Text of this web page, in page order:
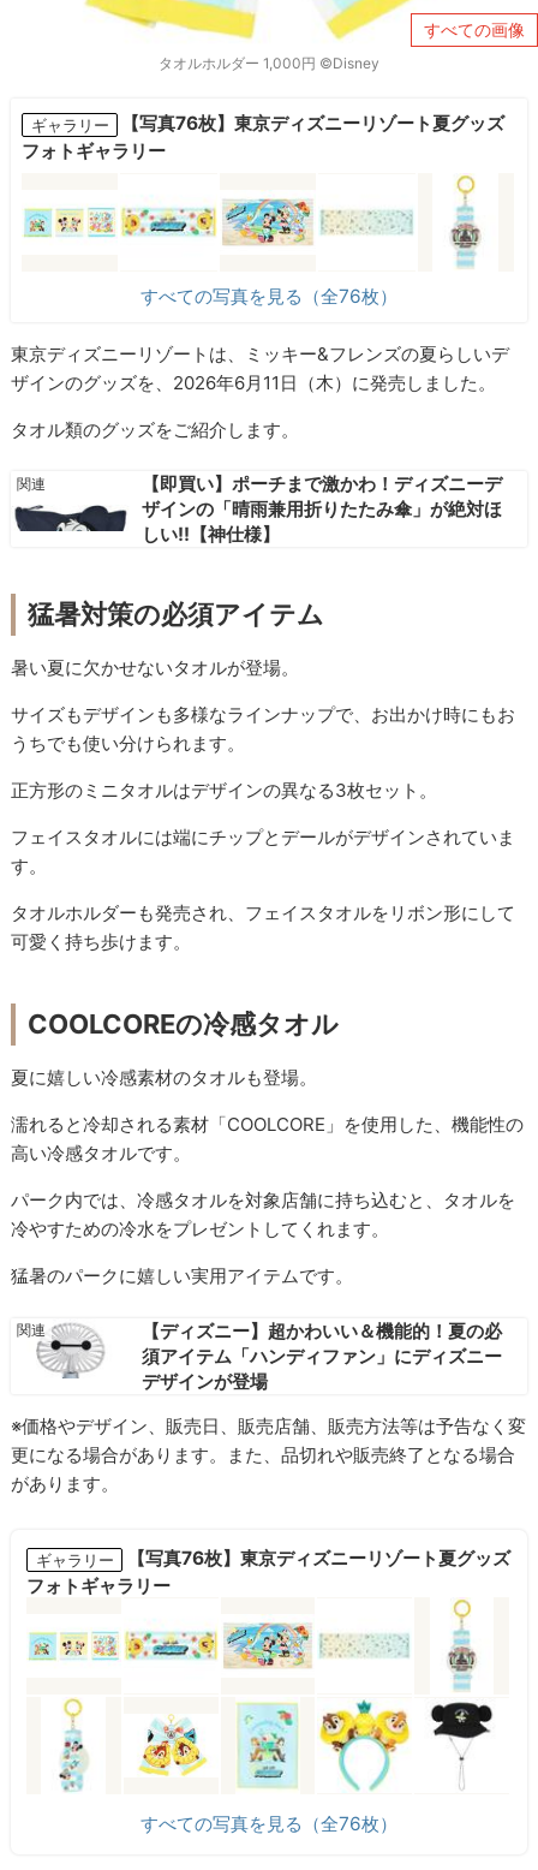
すべての画像
タオルホルダー 1,000円 ©Disney
ギャラリー
【写真76枚】東京ディズニーリゾート夏グッズ
フォトギャラリー
すべての写真を見る（全76枚）
東京ディズニーリゾートは、ミッキー&フレンズの夏らしいデ
ザインのグッズを、2026年6月11日（木）に発売しました。
タオル類のグッズをご紹介します。
【即買い】ポーチまで激かわ！ディズニーデ
ザインの「晴雨兼用折りたたみ傘」が絶対ほ
しい!!【神仕様】
猛暑対策の必須アイテム
暑い夏に欠かせないタオルが登場。
サイズもデザインも多様なラインナップで、お出かけ時にもお
うちでも使い分けられます。
正方形のミニタオルはデザインの異なる3枚セット。
フェイスタオルには端にチップとデールがデザインされていま
す。
タオルホルダーも発売され、フェイスタオルをリボン形にして
可愛く持ち歩けます。
COOLCOREの冷感タオル
夏に嬉しい冷感素材のタオルも登場。
濡れると冷却される素材「COOLCORE」を使用した、機能性の
高い冷感タオルです。
パーク内では、冷感タオルを対象店舗に持ち込むと、タオルを
冷やすための冷水をプレゼントしてくれます。
猛暑のパークに嬉しい実用アイテムです。
【ディズニー】超かわいい＆機能的！夏の必
須アイテム「ハンディファン」にディズニー
デザインが登場
※価格やデザイン、販売日、販売店舗、販売方法等は予告なく変
更になる場合があります。また、品切れや販売終了となる場合
があります。
ギャラリー
【写真76枚】東京ディズニーリゾート夏グッズ
フォトギャラリー
すべての写真を見る（全76枚）